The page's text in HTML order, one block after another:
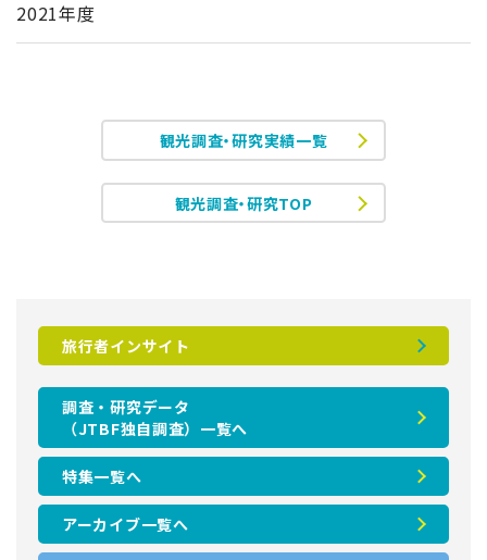
2021年度
観光調査・研究実績一覧
観光調査・研究TOP
旅行者インサイト
調査・研究データ
（JTBF独自調査）一覧へ
特集一覧へ
アーカイブ一覧へ